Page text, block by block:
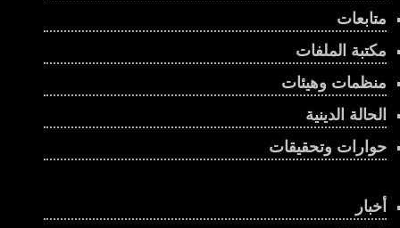
متابعات
مكتبة الملفات
منظمات وهيئات
الحالة الدينية
حوارات وتحقيقات
أخبار